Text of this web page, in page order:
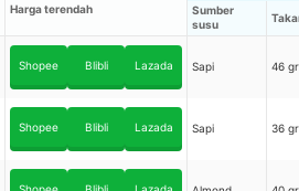
Harga terendah
Sumber
susu
Shopee Blibli Lazada Sapi 46
Shopee Blibli Lazada Sapi 36